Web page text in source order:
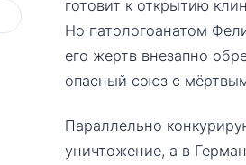
готовит к открытию
Но патологоанатом
его жертв внезапно
опасный союз с
Параллельно
уничтожение, а в